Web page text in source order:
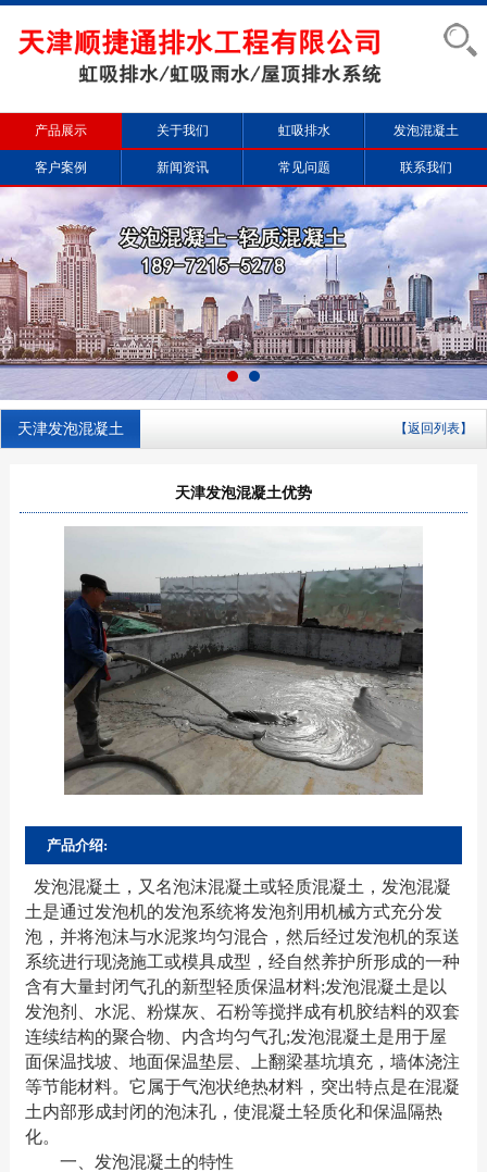
产品展示 关于我们 虹吸排水 发泡混凝土
客户案例 新闻资讯 常见问题 联系我们
天津发泡混凝土 【返回列表】
天津发泡混凝土优势
产品介绍:
发泡混凝土，又名泡沫混凝土或轻质混凝土，发泡混凝
土是通过发泡机的发泡系统将发泡剂用机械方式充分发
泡，并将泡沫与水泥浆均匀混合，然后经过发泡机的泵送
系统进行现浇施工或模具成型，经自然养护所形成的一种
含有大量封闭气孔的新型轻质保温材料;发泡混凝土是以
发泡剂、水泥、粉煤灰、石粉等搅拌成有机胶结料的双套
连续结构的聚合物、内含均匀气孔;发泡混凝土是用于屋
面保温找坡、地面保温垫层、上翻梁基坑填充，墙体浇注
等节能材料。它属于气泡状绝热材料，突出特点是在混凝
土内部形成封闭的泡沫孔，使混凝土轻质化和保温隔热
化。
一、发泡混凝土的特性